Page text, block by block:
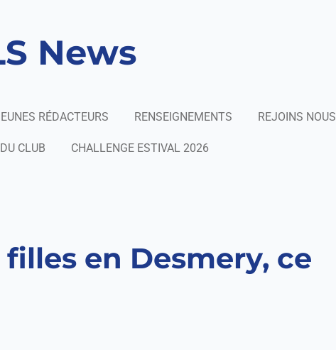
News
RÉDACTEURS RENSEIGNEMENTS REJOINS NOUS
CLUB CHALLENGE ESTIVAL 2026
en Desmery, ce